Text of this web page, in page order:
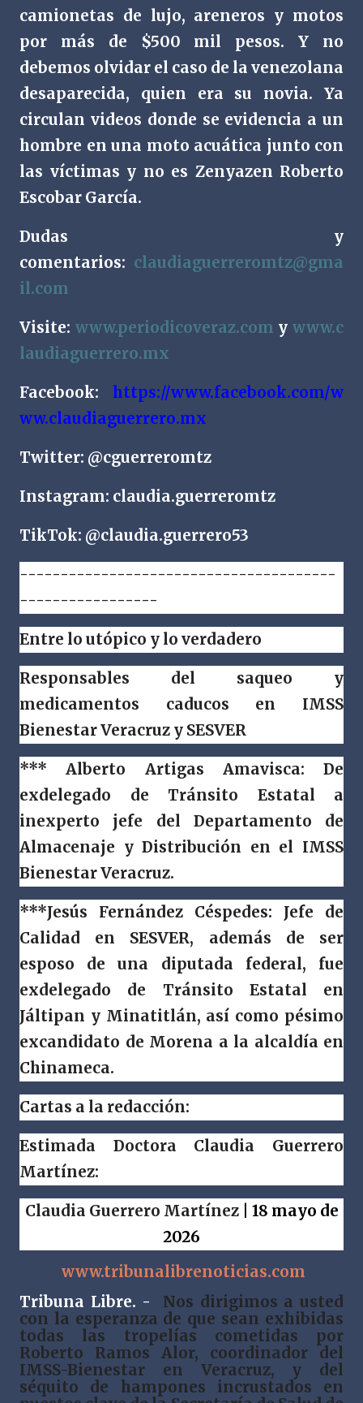
camionetas de lujo, areneros y motos
por más de $500 mil pesos. Y no
debemos olvidar el caso de la venezolana
desaparecida, quien era su novia. Ya
circulan videos donde se evidencia a un
hombre en una moto acuática junto con
las víctimas y no es Zenyazen Roberto
Escobar García.
Dudas y
comentarios: claudiaguerreromtz@gma
il.com
Visite: www.periodicoveraz.com ywww.c
laudiaguerrero.mx
Facebook: https://www.facebook.com/w
ww.claudiaguerrero.mx
Twitter: @cguerreromtz
Instagram: claudia.guerreromtz
TikTok: @claudia.guerrero53
---------------------------------------
-----------------
Entre lo utópico y lo verdadero
Responsables del saqueo y
medicamentos caducos en IMSS
Bienestar Veracruz y SESVER
*** Alberto Artigas Amavisca: De
exdelegado de Tránsito Estatal a
inexperto jefe del Departamento de
Almacenaje y Distribución en el IMSS
Bienestar Veracruz.
***Jesús Fernández Céspedes: Jefe de
Calidad en SESVER, además de ser
esposo de una diputada federal, fue
exdelegado de Tránsito Estatal en
Jáltipan y Minatitlán, así como pésimo
excandidato de Morena a la alcaldía en
Chinameca.
Cartas a la redacción:
Estimada Doctora Claudia Guerrero
Martínez:
Claudia Guerrero Martínez
| 18 mayo de
2026
www.tribunalibrenoticias.com
Tribuna Libre. -
Nos dirigimos a usted
con la esperanza de que sean exhibidas
todas las tropelías cometidas por
Roberto Ramos Alor, coordinador del
IMSS-Bienestar en Veracruz, y del
séquito de hampones incrustados en